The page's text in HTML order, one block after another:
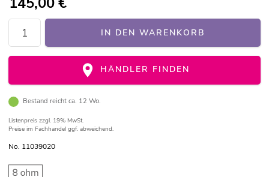
IN DEN WARENKORB
HÄNDLER FINDEN
Bestand reicht ca. 12 Wo.
Listenpreis zzgl. 19% MwSt.
Preise im Fachhandel ggf. abweichend.
No. 11039020